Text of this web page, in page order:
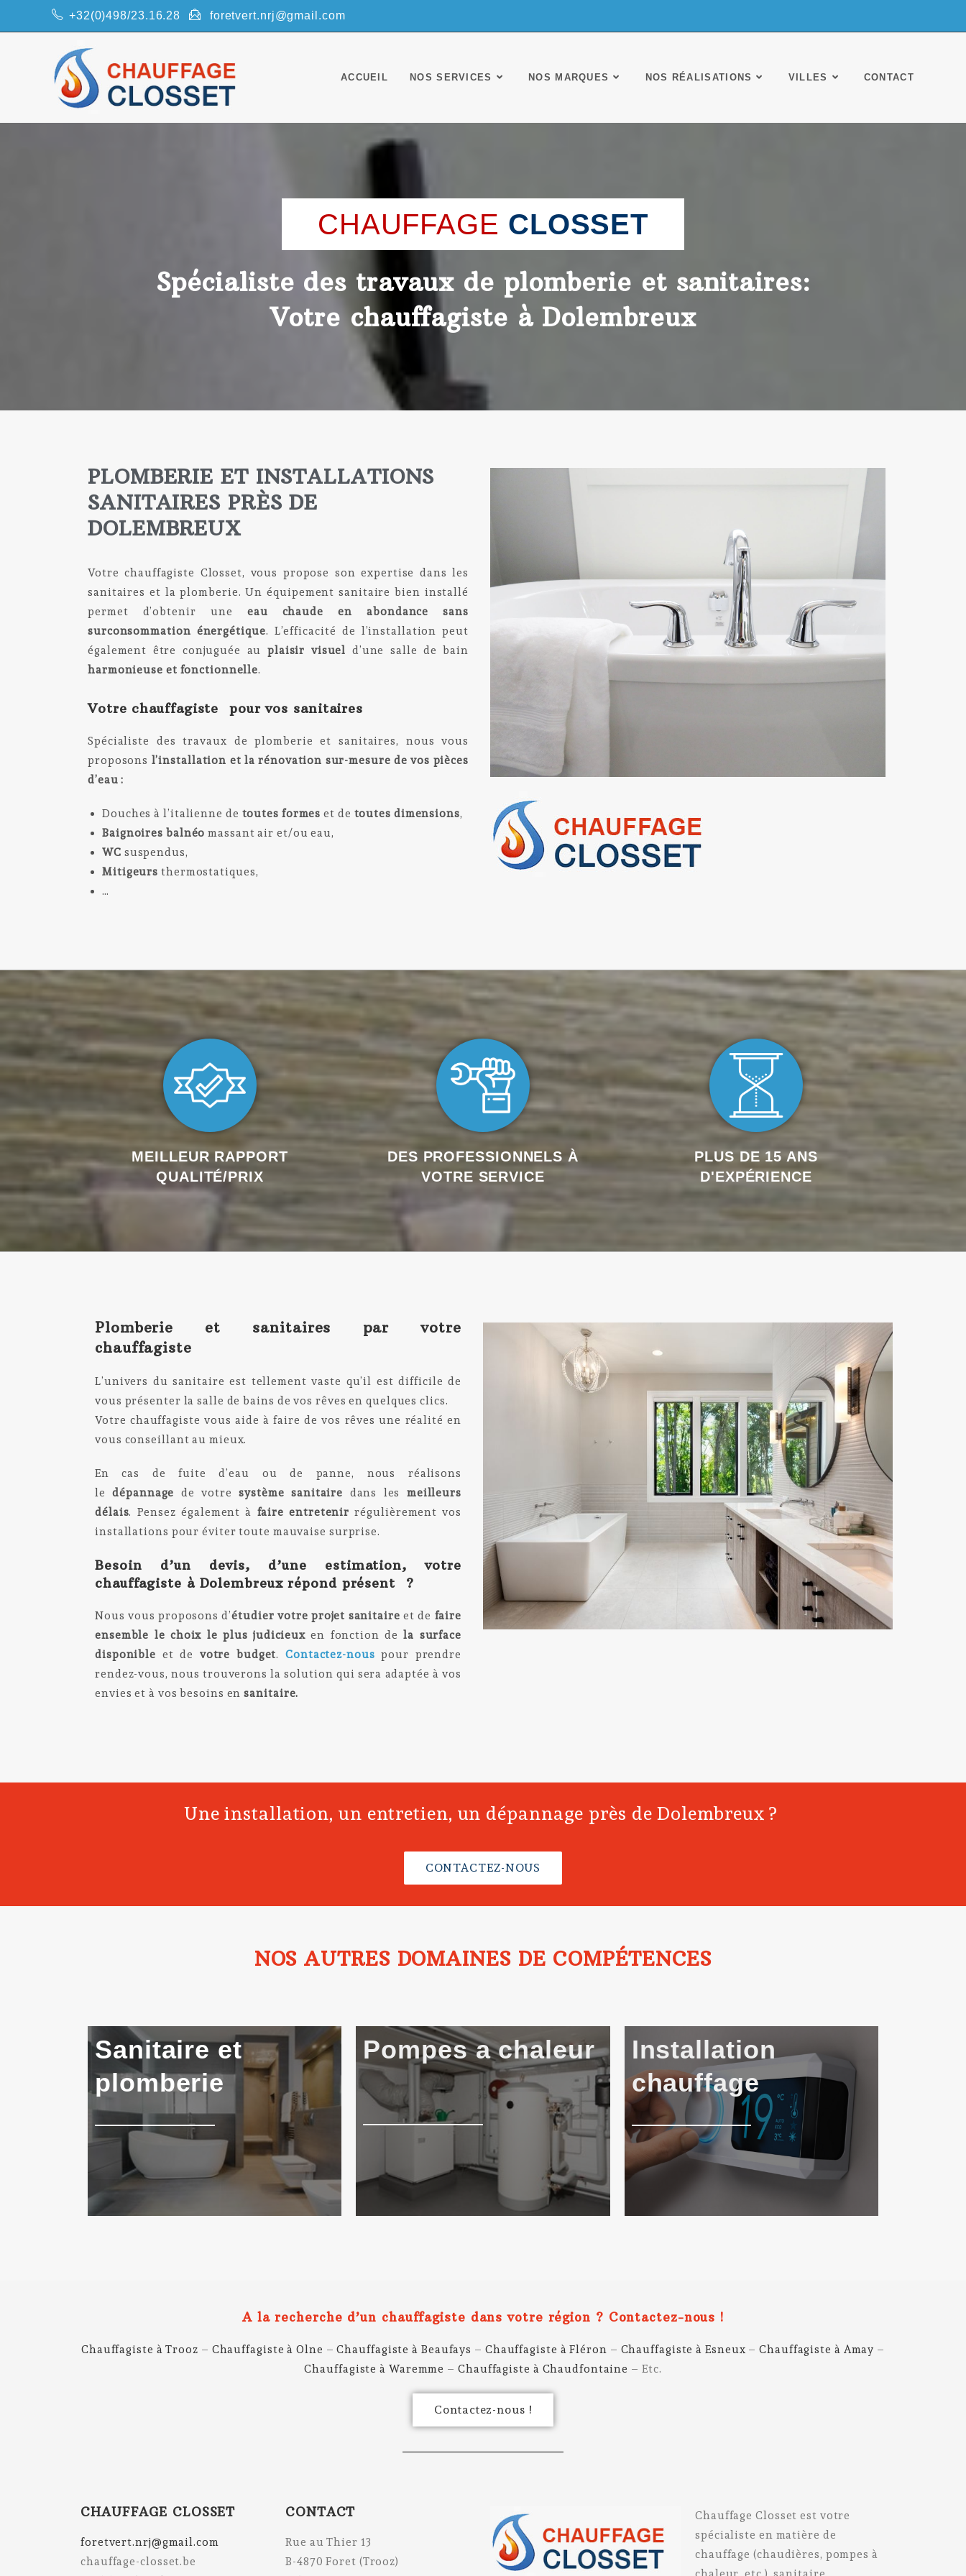
+32(0)498/23.16.28 foretvert.nrj@gmail.com
ACCUEIL NOS SERVICES NOS MARQUES NOS RÉALISATIONS VILLES CONTACT
CHAUFFAGE CLOSSET
Spécialiste des travaux de plomberie et sanitaires:
Votre chauffagiste à Dolembreux
PLOMBERIE ET INSTALLATIONS
SANITAIRES PRÈS DE
DOLEMBREUX
Votre chauffagiste Closset, vous propose son expertise dans les
sanitaires et la plomberie. Un équipement sanitaire bien installé
permet d’obtenir une eau chaude en abondance sans
surconsommation énergétique. L’efficacité de l’installation peut
également être conjuguée au plaisir visuel d’une salle de bain
harmonieuse et fonctionnelle.
Votre chauffagiste pour vos sanitaires
Spécialiste des travaux de plomberie et sanitaires, nous vous
proposons l’installation et la rénovation sur-mesure de vos pièces
d’eau :
Douches à l’italienne de toutes formes et de toutes dimensions,
Baignoires balnéo massant air et/ou eau,
WC suspendus,
Mitigeurs thermostatiques,
…
MEILLEUR RAPPORT
QUALITÉ/PRIX
DES PROFESSIONNELS À
VOTRE SERVICE
PLUS DE 15 ANS
D'EXPÉRIENCE
Plomberie et sanitaires par votre
chauffagiste
L’univers du sanitaire est tellement vaste qu’il est difficile de
vous présenter la salle de bains de vos rêves en quelques clics.
Votre chauffagiste vous aide à faire de vos rêves une réalité en
vous conseillant au mieux.
En cas de fuite d’eau ou de panne, nous réalisons
ledépannage de votresystème sanitaire dans les meilleurs
délais. Pensez également à faire entretenir régulièrement vos
installations pour éviter toute mauvaise surprise.
Besoin d’un devis, d’une estimation, votre
chauffagiste à Dolembreux répond présent ?
Nous vous proposons d’étudier votre projet sanitaire et de faire
ensemble le choix le plus judicieux en fonction dela surface
disponible et de votre budget.Contactez-nous pour prendre
rendez-vous, nous trouverons la solution qui sera adaptée à vos
envies et à vos besoins en sanitaire.
Une installation, un entretien, un dépannage près de Dolembreux ?
CONTACTEZ-NOUS
NOS AUTRES DOMAINES DE COMPÉTENCES
Sanitaireet
plomberie
Pompes a chaleur
Installation
chauffage
A la recherche d’un chauffagiste dans votre région ? Contactez-nous !
Chauffagiste à Trooz – Chauffagiste à Olne –Chauffagiste à Beaufays – Chauffagiste à Fléron – Chauffagiste à Esneux –Chauffagiste à Amay –
Chauffagiste à Waremme – Chauffagiste à Chaudfontaine – Etc.
Contactez-nous !
CHAUFFAGE CLOSSET
foretvert.nrj@gmail.com
chauffage-closset.be
CONTACT
Rue au Thier 13
B-4870 Foret (Trooz)
Chauffage Closset est votre
spécialiste en matière de
chauffage (chaudières, pompes à